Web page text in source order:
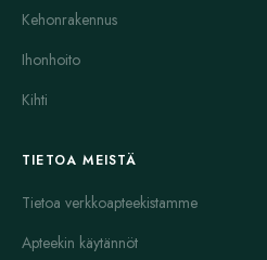
Kehonrakennus
Ihonhoito
Kihti
TIETOA MEISTÄ
Tietoa verkkoapteekistamme
Apteekin käytännöt